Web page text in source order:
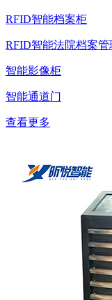
RFID智能档案柜
RFID智能法院档案管
智能影像柜
智能通道门
查看更多